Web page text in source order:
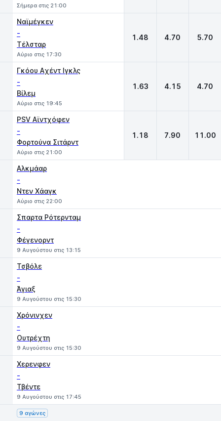
Σήμερα στις 21:00
Ναϊμέγκεν
-
Τέλσταρ
Αύριο στις 17:30
1.48 4.70 5.70
Γκόου Aχέντ Ιγκλς
-
Βίλεμ
Αύριο στις 19:45
1.63 4.15 4.70
PSV Αϊντχόφεν
-
Φορτούνα Σιτάρντ
Αύριο στις 21:00
1.18 7.90 11.00
Αλκμάαρ
-
Ντεν Χάαγκ
Αύριο στις 22:00
Σπαρτα Ρότερνταμ
-
Φέγενορντ
9 Αυγούστου στις 13:15
Τσβόλε
-
Άγιαξ
9 Αυγούστου στις 15:30
Χρόνινχεν
-
Ουτρέχτη
9 Αυγούστου στις 15:30
Χερενφεν
-
Τβέντε
9 Αυγούστου στις 17:45
9 αγώνες